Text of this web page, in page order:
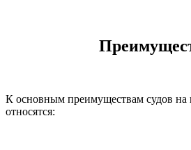
К основным преимуществам судов
относятся: